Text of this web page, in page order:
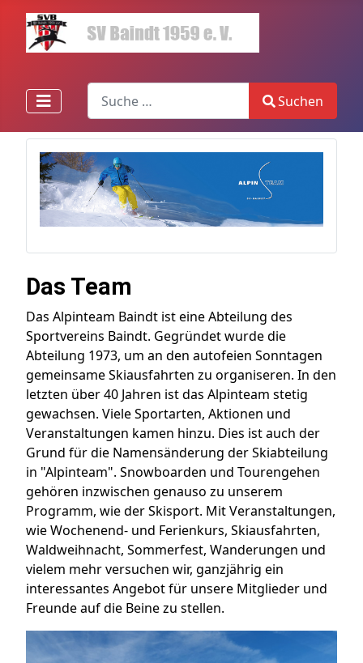
Search
Type 2 or more characters for results.
Suchen
Das Team
Das Alpinteam Baindt ist eine Abteilung des
Sportvereins Baindt. Gegründet wurde die
Abteilung 1973, um an den autofeien Sonntagen
gemeinsame Skiausfahrten zu organiseren. In den
letzten über 40 Jahren ist das Alpinteam stetig
gewachsen. Viele Sportarten, Aktionen und
Veranstaltungen kamen hinzu. Dies ist auch der
Grund für die Namensänderung der Skiabteilung
in "Alpinteam". Snowboarden und Tourengehen
gehören inzwischen genauso zu unserem
Programm, wie der Skisport. Mit Veranstaltungen,
wie Wochenend- und Ferienkurs, Skiausfahrten,
Waldweihnacht, Sommerfest, Wanderungen und
vielem mehr versuchen wir, ganzjährig ein
interessantes Angebot für unsere Mitglieder und
Freunde auf die Beine zu stellen.